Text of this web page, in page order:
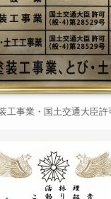
工事業・国土交通大臣許